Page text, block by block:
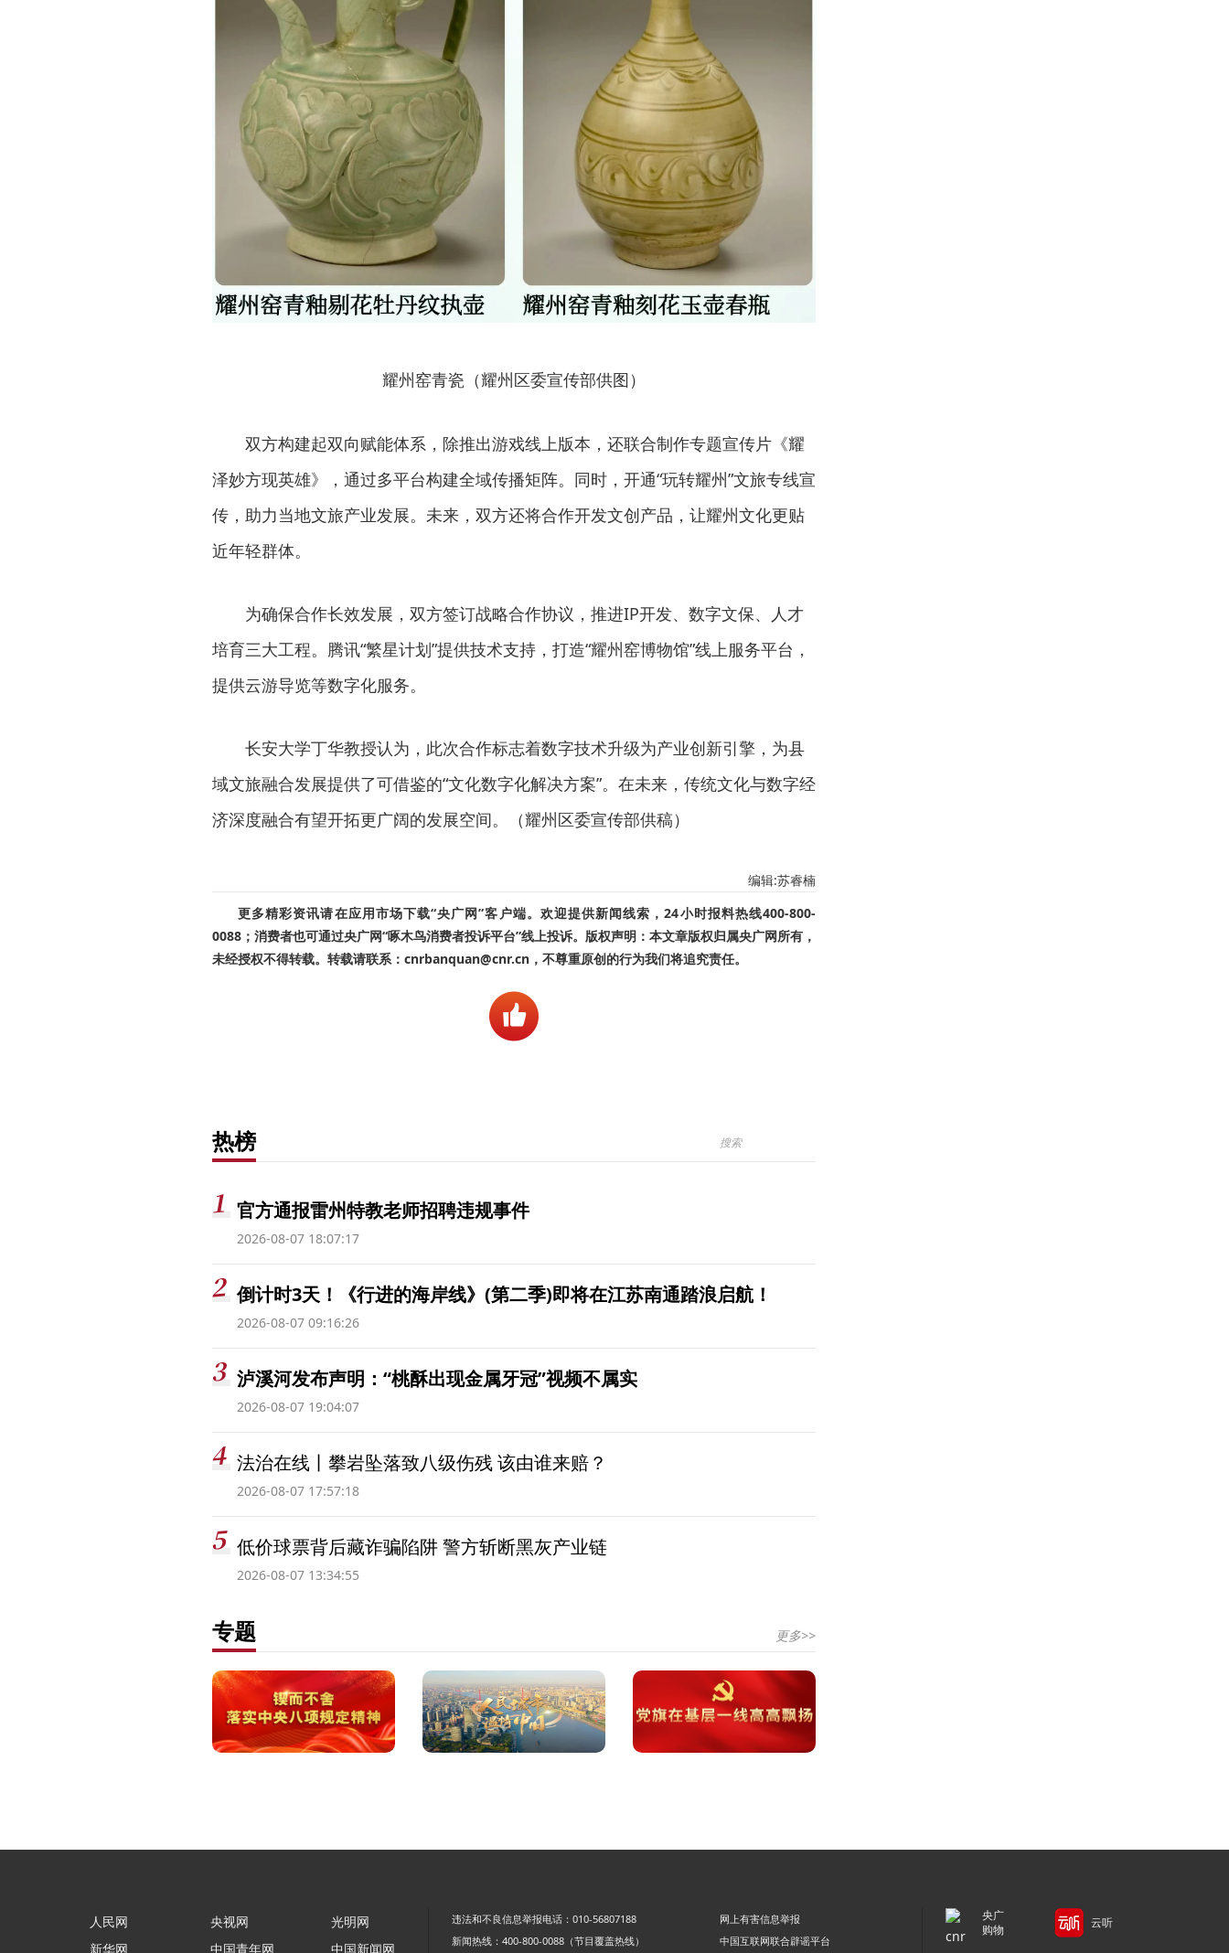
耀州窑青瓷（耀州区委宣传部供图）
双方构建起双向赋能体系，除推出游戏线上版本，还联合制作专题宣传片《耀
泽妙方现英雄》，通过多平台构建全域传播矩阵。同时，开通“玩转耀州”文旅专线宣
传，助力当地文旅产业发展。未来，双方还将合作开发文创产品，让耀州文化更贴
近年轻群体。
为确保合作长效发展，双方签订战略合作协议，推进IP开发、数字文保、人才
培育三大工程。腾讯“繁星计划”提供技术支持，打造“耀州窑博物馆”线上服务平台，
提供云游导览等数字化服务。
长安大学丁华教授认为，此次合作标志着数字技术升级为产业创新引擎，为县
域文旅融合发展提供了可借鉴的“文化数字化解决方案”。在未来，传统文化与数字经
济深度融合有望开拓更广阔的发展空间。（耀州区委宣传部供稿）
编辑:苏睿楠
更多精彩资讯请在应用市场下载“央广网”客户端。欢迎提供新闻线索，24小时报料热线400-800-
0088；消费者也可通过央广网“啄木鸟消费者投诉平台”线上投诉。版权声明：本文章版权归属央广网所有，
未经授权不得转载。转载请联系：cnrbanquan@cnr.cn，不尊重原创的行为我们将追究责任。
热榜
官方通报雷州特教老师招聘违规事件
2026-08-07 18:07:17
倒计时3天！《行进的海岸线》(第二季)即将在江苏南通踏浪启航！
2026-08-07 09:16:26
泸溪河发布声明：“桃酥出现金属牙冠”视频不属实
2026-08-07 19:04:07
法治在线丨攀岩坠落致八级伤残 该由谁来赔？
2026-08-07 17:57:18
低价球票背后藏诈骗陷阱 警方斩断黑灰产业链
2026-08-07 13:34:55
专题 更多>>
人民网
新华网
央视网
中国青年网
光明网
中国新闻网
违法和不良信息举报电话：010-56807188
网上有害信息举报
新闻热线：400-800-0088（节目覆盖热线）
中国互联网联合辟谣平台
央广
购物
云听